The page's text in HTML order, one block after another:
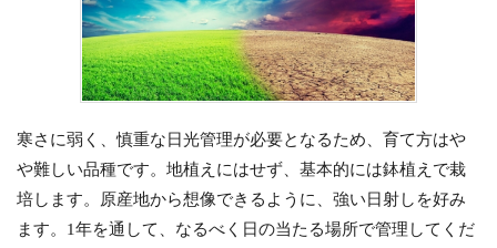
寒さに弱く、慎重な日光管理が必要となるため、育て方はや
や難しい品種です。地植えにはせず、基本的には鉢植えで栽
培します。原産地から想像できるように、強い日射しを好み
ます。1年を通して、なるべく日の当たる場所で管理してくだ